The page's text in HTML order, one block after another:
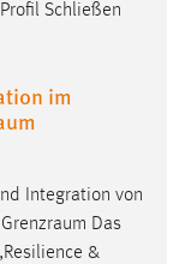
Schließen
im
Integration von
Grenzraum Das
&